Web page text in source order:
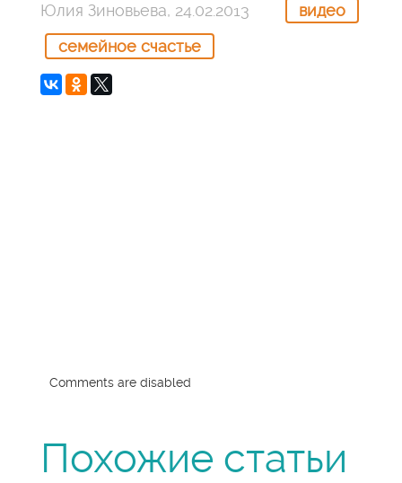
Юлия Зиновьева, 24.02.2013
видео
семейное счастье
Comments are disabled
Похожие статьи